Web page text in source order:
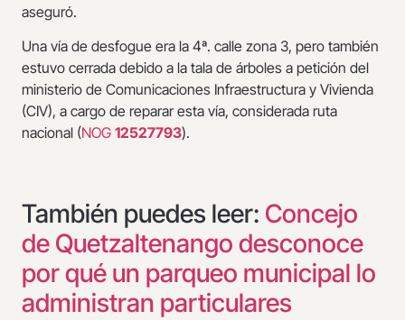
aseguró.
Una vía de desfogue era la 4ª. calle zona 3, pero también
estuvo cerrada debido a la tala de árboles a petición del
ministerio de Comunicaciones Infraestructura y Vivienda
(CIV), a cargo de reparar esta vía, considerada ruta
nacional (NOG 12527793).
También puedes leer: Concejo
de Quetzaltenango desconoce
por qué un parqueo municipal lo
administran particulares